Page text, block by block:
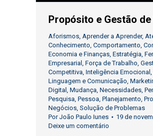
Propósito e Gestão
Aforismos Aprender a Aprender,
Conhecimento Comportamento
Economia e Finanças Estratégia
Empresarial Força de Trabalho
Competitiva Inteligência Emocional
Linguagem e Comunicação
Digital Mudança Necessidades
Pesquisa Pessoa Planejamento
Negócios Solução de Problemas
PorJoão Paulo Iunes
19 de
Deixe um comentário